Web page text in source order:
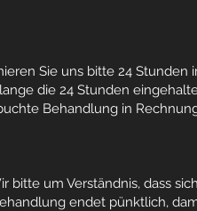
Sie uns bitte 24 Stunden
die 24 Stunden
Behandlung in
bitte um Verständnis, dass
endet pünktlich,